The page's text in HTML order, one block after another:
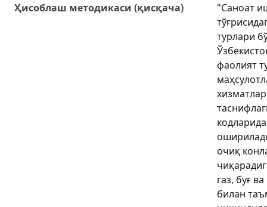
Ҳисоблаш методикаси (қисқача)
"Саноат
турлари
фаолият
очиқ
газ, буғ
билан